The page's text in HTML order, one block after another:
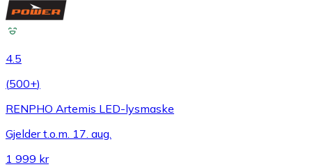
4.5
(500+)
RENPHO Artemis LED-lysmaske
Gjelder t.o.m. 17. aug.
1 999 kr